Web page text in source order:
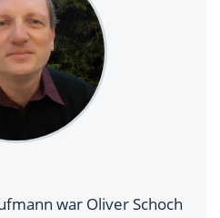
war Oliver Schoch